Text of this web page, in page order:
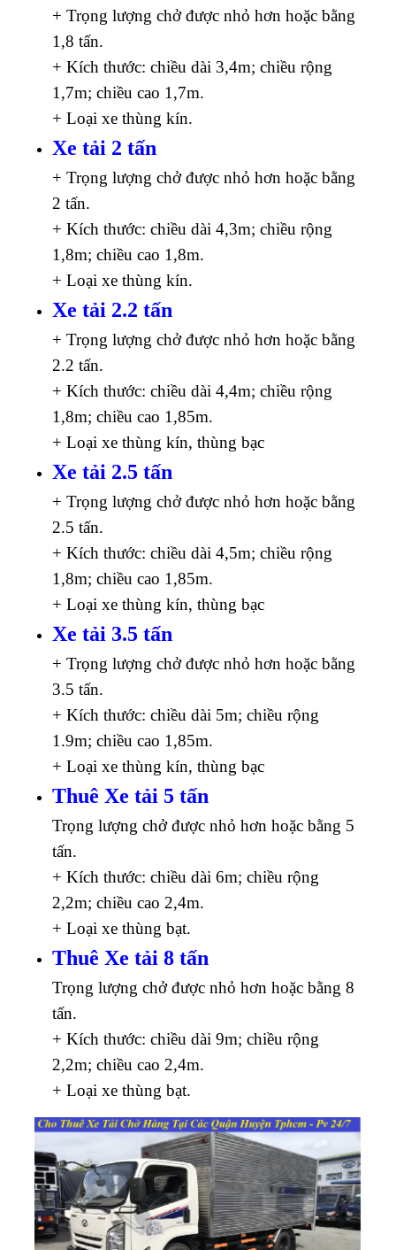
+ Trọng lượng chở được nhỏ hơn hoặc bằng
1,8 tấn.
+ Kích thước: chiều dài 3,4m; chiều rộng
1,7m; chiều cao 1,7m.
+ Loại xe thùng kín.
Xe tải 2 tấn
+ Trọng lượng chở được nhỏ hơn hoặc bằng
2 tấn.
+ Kích thước: chiều dài 4,3m; chiều rộng
1,8m; chiều cao 1,8m.
+ Loại xe thùng kín.
Xe tải 2.2 tấn
+ Trọng lượng chở được nhỏ hơn hoặc bằng
2.2 tấn.
+ Kích thước: chiều dài 4,4m; chiều rộng
1,8m; chiều cao 1,85m.
+ Loại xe thùng kín, thùng bạc
Xe tải 2.5 tấn
+ Trọng lượng chở được nhỏ hơn hoặc bằng
2.5 tấn.
+ Kích thước: chiều dài 4,5m; chiều rộng
1,8m; chiều cao 1,85m.
+ Loại xe thùng kín, thùng bạc
Xe tải 3.5 tấn
+ Trọng lượng chở được nhỏ hơn hoặc bằng
3.5 tấn.
+ Kích thước: chiều dài 5m; chiều rộng
1.9m; chiều cao 1,85m.
+ Loại xe thùng kín, thùng bạc
Thuê Xe tải 5 tấn
Trọng lượng chở được nhỏ hơn hoặc bằng 5
tấn.
+ Kích thước: chiều dài 6m; chiều rộng
2,2m; chiều cao 2,4m.
+ Loại xe thùng bạt.
Thuê Xe tải 8 tấn
Trọng lượng chở được nhỏ hơn hoặc bằng 8
tấn.
+ Kích thước: chiều dài 9m; chiều rộng
2,2m; chiều cao 2,4m.
+ Loại xe thùng bạt.